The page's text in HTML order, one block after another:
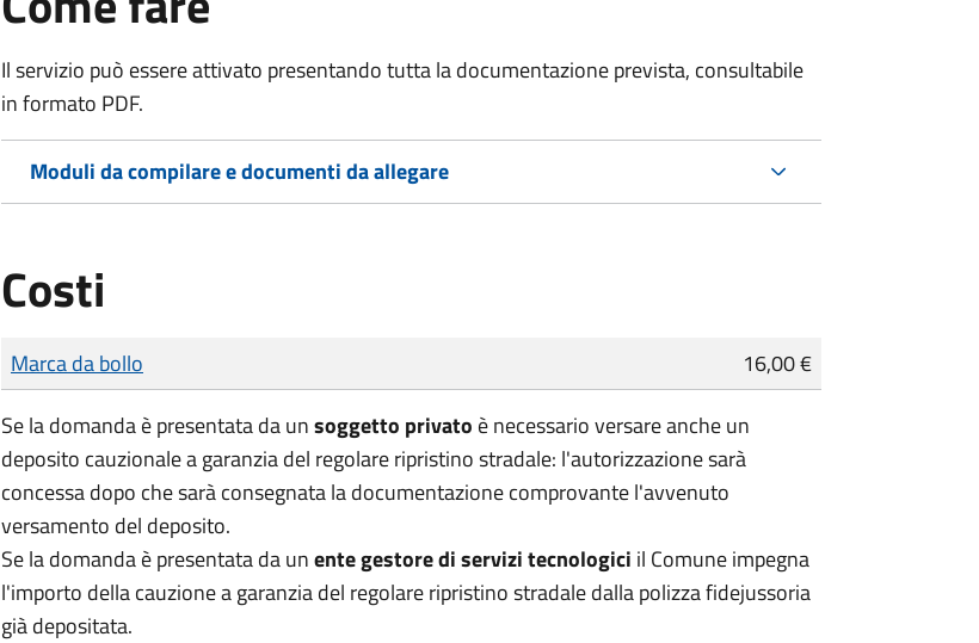
Il servizio può essere attivato presentando tutta la documentazione prevista, consultabile
in formato PDF.
Moduli da compilare e documenti da allegare
Costi
Tipo di pagamento
Importo
Marca da bollo
16,00 €
Se la domanda è presentata da unsoggetto privato è necessario versare anche un
deposito cauzionale a garanzia del regolare ripristino stradale: l'autorizzazione sarà
concessa dopo che sarà consegnata la documentazione comprovante l'avvenuto
versamento del deposito.
Se la domanda è presentata da unente gestore di servizi tecnologici il Comune impegna
l'importo della cauzione a garanzia del regolare ripristino stradale dalla polizza fidejussoria
già depositata.